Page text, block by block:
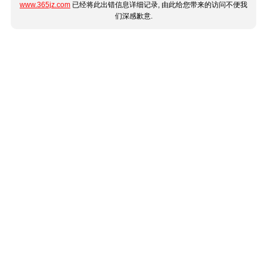
www.365jz.com 已经将此出错信息详细记录, 由此给您带来的访问不便我
们深感歉意.